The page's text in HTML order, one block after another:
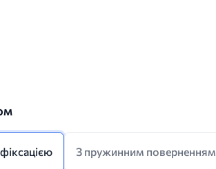
З пружинним поверненням